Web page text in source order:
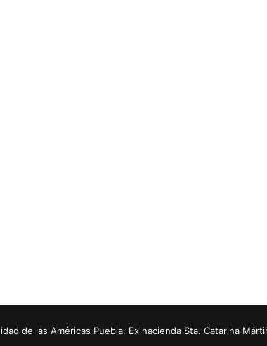
de las Américas Puebla. Ex hacienda Sta. Catarina